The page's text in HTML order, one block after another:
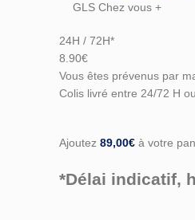
GLS Chez vous +
24H / 72H*
8.90€
Vous êtes prévenus par
Colis livré entre 24/72 H
Ajoutez 89,00€ à votre
*Délai indicatif,